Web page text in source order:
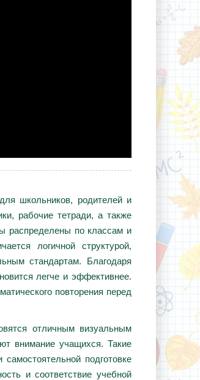
школьников, родителей и
рабочие тетради, а также
распределены по классам и
логичной структурой,
стандартам. Благодаря
легче и эффективнее.
повторения перед
отличным визуальным
внимание учащихся. Такие
подготовке
и соответствие учебной